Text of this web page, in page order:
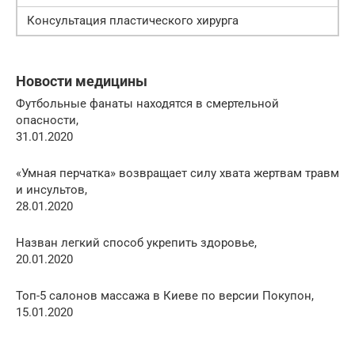
Консультация пластического хирурга
Новости медицины
Футбольные фанаты находятся в смертельной
опасности,
31.01.2020
«Умная перчатка» возвращает силу хвата жертвам травм
и инсультов,
28.01.2020
Назван легкий способ укрепить здоровье,
20.01.2020
Топ-5 салонов массажа в Киеве по версии Покупон,
15.01.2020